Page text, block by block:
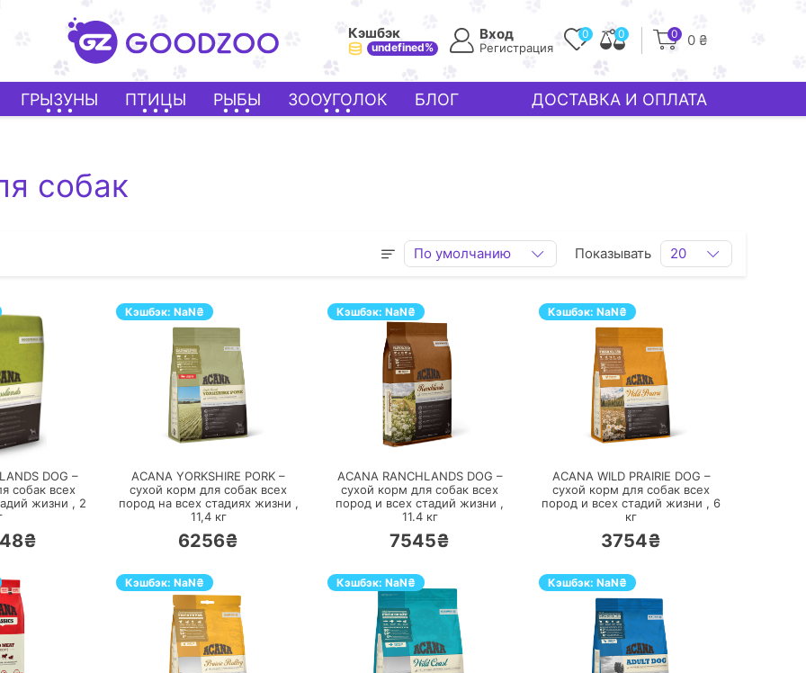
Кэшбэк
undefined%
Вход
Регистрация
0 0 0 0 ₴
ГРЫЗУНЫ ПТИЦЫ РЫБЫ ЗООУГОЛОК БЛОГ ДОСТАВКА И ОПЛАТА
собак
По умолчанию Показывать 20
DOG –
собак всех
жизни , 2
Кэшбэк: NaN₴
ПЕРЕЙТИ
ACANA YORKSHIRE PORK –
сухой корм для собак всех
пород на всех стадиях жизни ,
11,4кг
6256₴
Кэшбэк: NaN₴
ПЕРЕЙТИ
ACANA RANCHLANDS DOG –
сухой корм для собак всех
пород и всех стадий жизни ,
11.4кг
7545₴
Кэшбэк: NaN₴
ПЕРЕЙТИ
ACANA WILD PRAIRIE DOG –
сухой корм для собак всех
пород и всех стадий жизни , 6
кг
3754₴
Кэшбэк: NaN₴ Кэшбэк: NaN₴ Кэшбэк: NaN₴